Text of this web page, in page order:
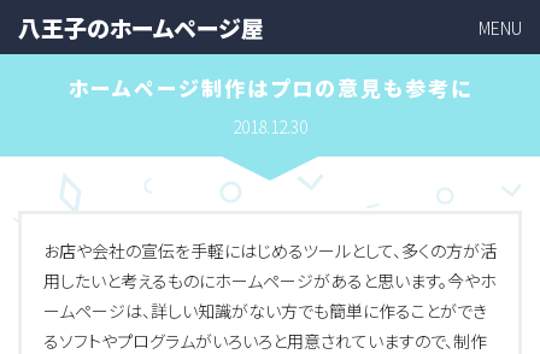
八王子のホームページ屋 MENU
ホームページ制作はプロの意見も参考に
2018.12.30
お店や会社の宣伝を手軽にはじめるツールとして、多くの方が活
用したいと考えるものにホームページがあると思います。今やホ
ームページは、詳しい知識がない方でも簡単に作ることができ
るソフトやプログラムがいろいろと用意されていますので、制作